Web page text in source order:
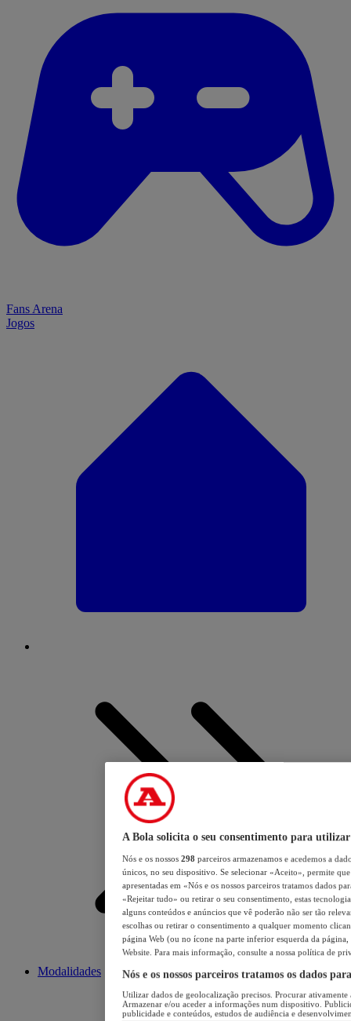
Fans Arena
Jogos
Modalidades
A Bola solicita o seu consentimento para utilizar
Nós e os nossos 298 parceiros armazenamos e acedemos a
únicos, no seu dispositivo. Se selecionar «Aceito», permite
apresentadas em «Nós e os nossos parceiros tratamos dados
«Rejeitar tudo» ou retirar o seu consentimento, estas
alguns conteúdos e anúncios que vê poderão não ser tão
escolhas ou retirar o consentimento a qualquer momento
página Web (ou no ícone na parte inferior esquerda da página,
Website. Para mais informação, consulte a nossa política de
Nós e os nossos parceiros tratamos os dados
Utilizar dados de geolocalização precisos. Procurar
Armazenar e/ou aceder a informações num dispositivo.
publicidade e conteúdos, estudos de audiência e